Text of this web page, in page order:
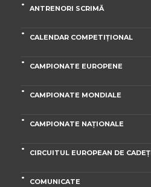
ANTRENORI SCRIMĂ
CALENDAR COMPETIȚIONAL
CAMPIONATE EUROPENE
CAMPIONATE MONDIALE
CAMPIONATE NAȚIONALE
CIRCUITUL EUROPEAN DE
COMUNICATE